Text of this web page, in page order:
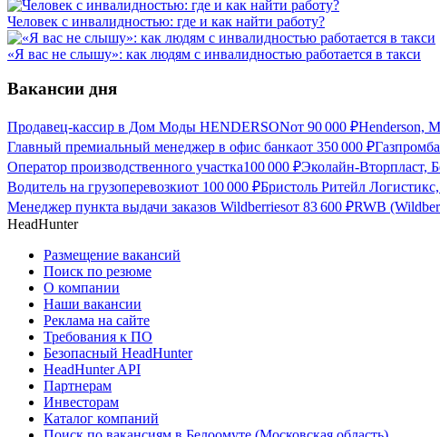
Человек с инвалидностью: где и как найти работу?
«Я вас не слышу»: как людям с инвалидностью работается в такси
Вакансии дня
Продавец-кассир в Дом Моды HENDERSONот 90 000 ₽Henderson,
Главный премиальный менеджер в офис банкаот 350 000 ₽
Оператор производственного участка100 000 ₽Эколайн-Вторпласт,
Водитель на грузоперевозкиот 100 000 ₽Бристоль Ритейл
Менеджер пункта выдачи заказов Wildberriesот 83 600 ₽RWB
HeadHunter
Размещение вакансий
Поиск по резюме
О компании
Наши вакансии
Реклама на сайте
Требования к ПО
Безопасный HeadHunter
HeadHunter API
Партнерам
Инвесторам
Каталог компаний